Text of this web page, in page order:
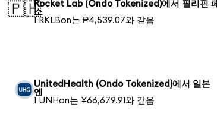
🇵🇭Rocket Lab (Ondo Tokenized)에서 필리핀 페
소
1 RKLBon는 ₱4,539.07와 같음
UnitedHealth (Ondo Tokenized)에서 일본
엔
1 UNHon는 ¥66,679.91와 같음